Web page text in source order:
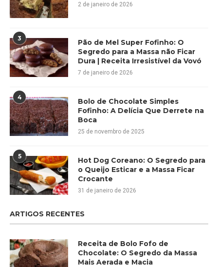
2 de janeiro de 2026
3
Pão de Mel Super Fofinho: O
Segredo para a Massa não Ficar
Dura | Receita Irresistível da Vovó
7 de janeiro de 2026
4
Bolo de Chocolate Simples
Fofinho: A Delícia Que Derrete na
Boca
25 de novembro de 2025
5
Hot Dog Coreano: O Segredo para
o Queijo Esticar e a Massa Ficar
Crocante
31 de janeiro de 2026
ARTIGOS RECENTES
Receita de Bolo Fofo de
Chocolate: O Segredo da Massa
Mais Aerada e Macia